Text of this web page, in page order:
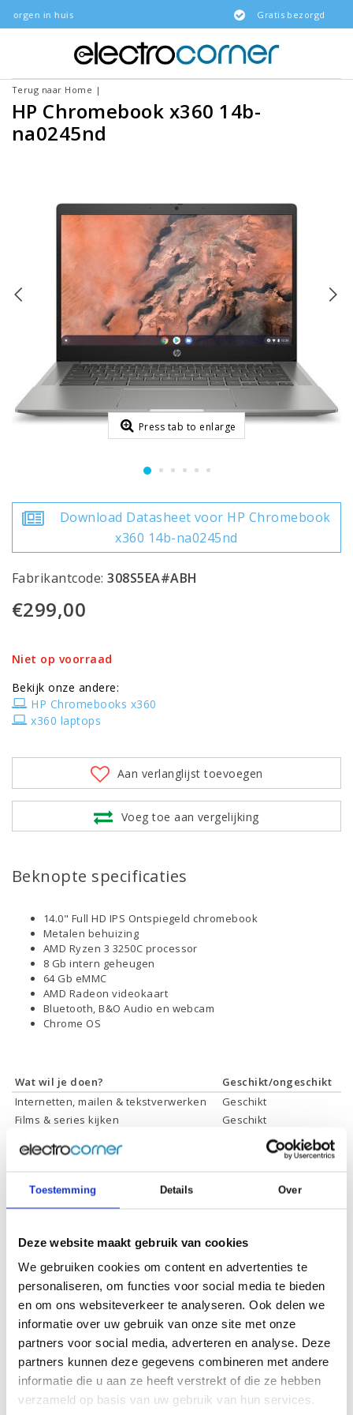
Toestemming Details Over
Deze website maakt gebruik van cookies
We gebruiken cookies om content en advertenties te
personaliseren, om functies voor social media te bieden
en om ons websiteverkeer te analyseren. Ook delen we
informatie over uw gebruik van onze site met onze
partners voor social media, adverteren en analyse. Deze
partners kunnen deze gegevens combineren met andere
informatie die u aan ze heeft verstrekt of die ze hebben
verzameld op basis van uw gebruik van hun services.
Gratis bezorgd
Terug naar Home |
HP Chromebook x360 14b-
na0245nd
Press tab to enlarge
Download Datasheet voor HP Chromebook
x360 14b-na0245nd
Fabrikantcode:308S5EA#ABH
€299,00
Niet op voorraad
Bekijk onze andere:
HP Chromebooks x360
x360 laptops
Aan verlanglijst toevoegen
Voeg toe aan vergelijking
Beknopte specificaties
14.0" Full HD IPS Ontspiegeld chromebook
Metalen behuizing
AMD Ryzen 3 3250C processor
8 Gb intern geheugen
64 Gb eMMC
AMD Radeon videokaart
Bluetooth, B&O Audio en webcam
Chrome OS
Wat wil je doen?
Geschikt/ongeschikt
Internetten, mailen & tekstverwerken
Geschikt
Films & series kijken
Geschikt
Ongeschikt
Video's bewerken
Ongeschikt
Specificaties
Schermdiagonaal:
14.0 inch (35,6 cm)
Scherm resolutie:
1920 x 1080 (Full HD)
Touchscreen:
-
Scherm reflectie:
Ontspiegeld
Scherm omklapbaar:
-